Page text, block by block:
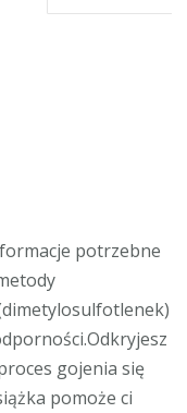
potrzebne
gojenia się
pomoże ci